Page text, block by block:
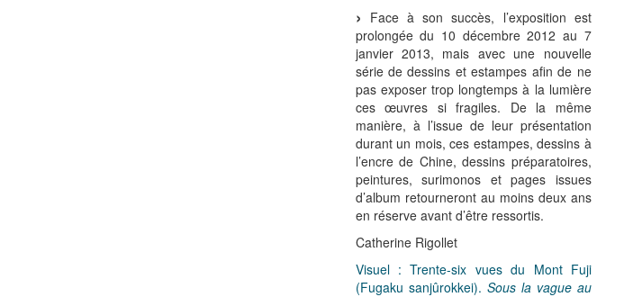
Face à son succès, l’exposition est
prolongée du 10 décembre 2012 au 7
janvier 2013, mais avec une nouvelle
série de dessins et estampes afin de ne
pas exposer trop longtemps à la lumière
ces œuvres si fragiles. De la même
manière, à l’issue de leur présentation
durant un mois, ces estampes, dessins à
l’encre de Chine, dessins préparatoires,
peintures, surimonos et pages issues
d’album retourneront au moins deux ans
en réserve avant d’être ressortis.
Catherine Rigollet
Visuel : Trente-six vues du Mont Fuji
(Fugaku sanjûrokkei). Sous la vague au